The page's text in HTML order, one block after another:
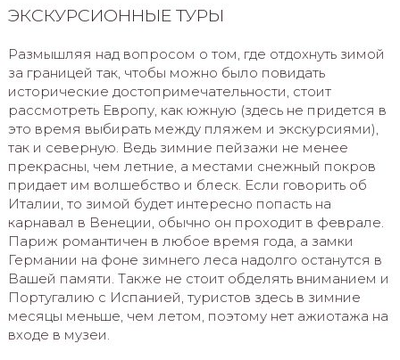
ЭКСКУРСИОННЫЕ ТУРЫ
Размышляя над вопросом о том, где отдохнуть зимой
за границей так, чтобы можно было повидать
исторические достопримечательности, стоит
рассмотреть Европу, как южную (здесь не придется в
это время выбирать между пляжем и экскурсиями),
так и северную. Ведь зимние пейзажи не менее
прекрасны, чем летние, а местами снежный покров
придает им волшебство и блеск. Если говорить об
Италии, то зимой будет интересно попасть на
карнавал в Венеции, обычно он проходит в феврале.
Париж романтичен в любое время года, а замки
Германии на фоне зимнего леса надолго останутся в
Вашей памяти. Также не стоит обделять вниманием и
Португалию с Испанией, туристов здесь в зимние
месяцы меньше, чем летом, поэтому нет ажиотажа на
входе в музеи.